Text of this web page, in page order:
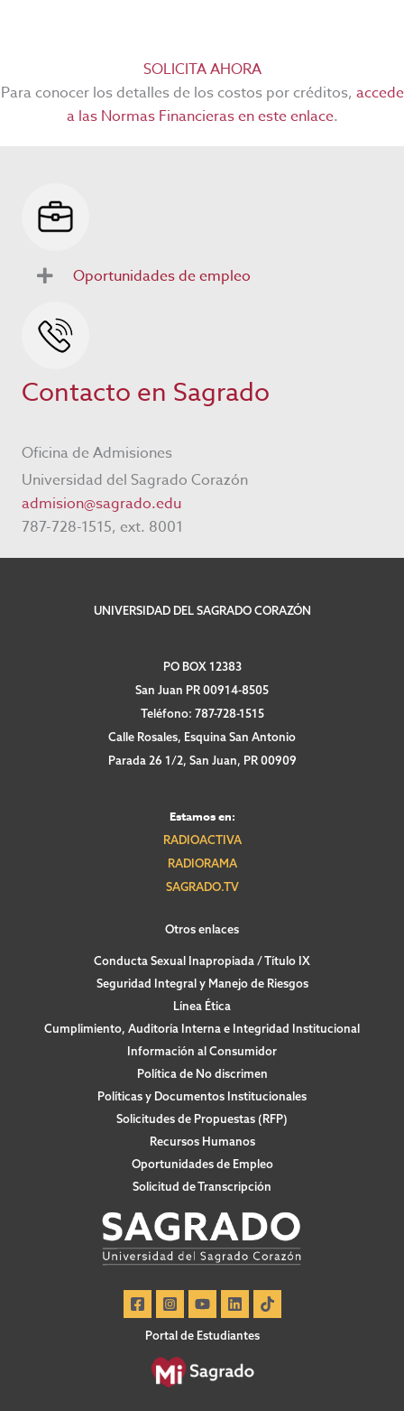
SOLICITA AHORA
Para conocer los detalles de los costos por créditos, accede
a las Normas Financieras en este enlace.
Oportunidades de empleo
Contacto en Sagrado
Oficina de Admisiones
Universidad del Sagrado Corazón
admision@sagrado.edu
787-728-1515, ext. 8001
UNIVERSIDAD DEL SAGRADO CORAZÓN
PO BOX 12383
San Juan PR 00914-8505
Teléfono: 787-728-1515
Calle Rosales, Esquina San Antonio
Parada 26 1/2, San Juan, PR 00909
Estamos en:
RADIOACTIVA
RADIORAMA
SAGRADO.TV
Otros enlaces
Conducta Sexual Inapropiada / Título IX
Seguridad Integral y Manejo de Riesgos
Línea Ética
Cumplimiento, Auditoría Interna e Integridad Institucional
Información al Consumidor
Política de No discrimen
Políticas y Documentos Institucionales
Solicitudes de Propuestas (RFP)
Recursos Humanos
Oportunidades de Empleo
Solicitud de Transcripción
Portal de Estudiantes